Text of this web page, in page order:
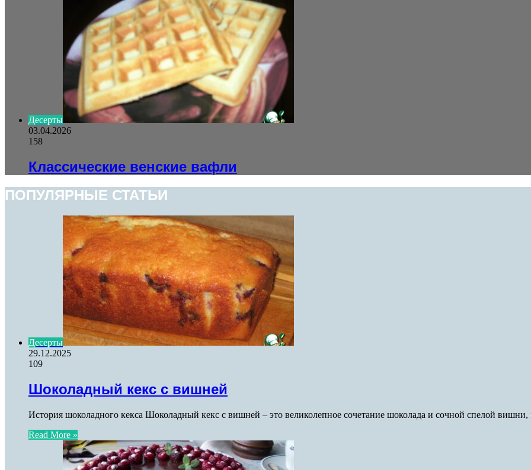
Десерты
03.04.2026
158
Классические венские вафли
ПОПУЛЯРНЫЕ СТАТЬИ
Десерты
29.12.2025
109
Шоколадный кекс с вишней
История шоколадного кекса Шоколадный кекс с вишней – это великолепное сочетание шоколада и сочной спелой вишни,
Read More »